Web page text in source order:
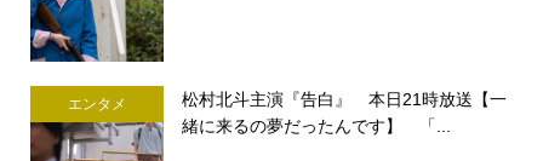
エンタメ
松村北斗主演『告白』 本日21時放送【一
緒に来るの夢だったんです】 「...